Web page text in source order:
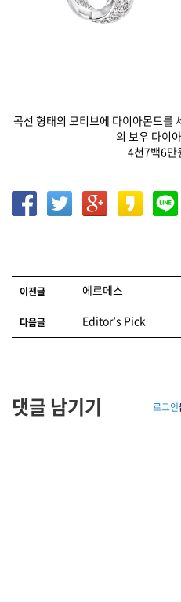
곡선 형태의 모티브에 다이아몬드를
의 보우 다이
4천7백6만
글 네비게이션
이전글 에르메스
다음글 Editor’s Pick
댓글 남기기 로그인